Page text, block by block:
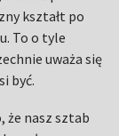
kształt po
To o tyle
uważa się
być.
że nasz sztab